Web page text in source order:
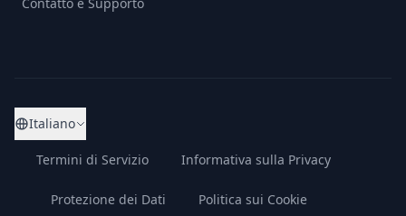
Italiano
Termini di Servizio Informativa sulla Privacy
Protezione dei Dati Politica sui Cookie